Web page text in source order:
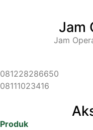
Jam
Jam
081228286650
08111023416
Produk